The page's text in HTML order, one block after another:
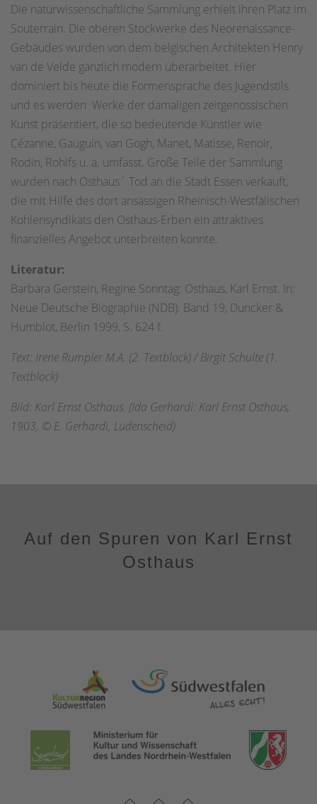
Die naturwissenschaftliche Sammlung erhielt ihren Platz im
Souterrain. Die oberen Stockwerke des Neorenaissance-
Gebäudes wurden von dem belgischen Architekten Henry
van de Velde gänzlich modern überarbeitet. Hier
dominiert bis heute die Formensprache des Jugendstils
und es werden Werke der damaligen zeitgenössischen
Kunst präsentiert, die so bedeutende Künstler wie
Cézanne, Gauguin, van Gogh, Manet, Matisse, Renoir,
Rodin, Rohlfs u. a. umfasst. Große Teile der Sammlung
wurden nach Osthaus´ Tod an die Stadt Essen verkauft,
die mit Hilfe des dort ansässigen Rheinisch-Westfälischen
Kohlensyndikats den Osthaus-Erben ein attraktives
finanzielles Angebot unterbreiten konnte.
Literatur:
Barbara Gerstein, Regine Sonntag: Osthaus, Karl Ernst. In:
Neue Deutsche Biographie (NDB). Band 19, Duncker &
Humblot, Berlin 1999, S. 624 f.
Text: Irene Rumpler M.A. (2. Textblock) / Birgit Schulte (1.
Textblock)
Bild: Karl Ernst Osthaus. (Ida Gerhardi: Karl Ernst Osthaus,
1903, © E. Gerhardi, Lüdenscheid)
Auf den Spuren von Karl Ernst
Osthaus